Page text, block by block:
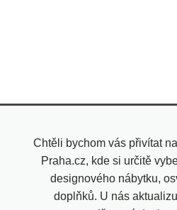
Chtěli bychom vás přivítat
Praha.cz, kde si určitě
designového nábytku,
doplňků. U nás